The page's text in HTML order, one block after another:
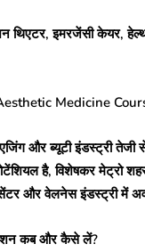
थिएटर, इमरजेंसी केयर,
Medicine
और ब्यूटी इंडस्ट्री तेजी
है, विशेषकर मेट्रो
सेंटर और वेलनेस इंडस्ट्री में
कब और कैसे लें?